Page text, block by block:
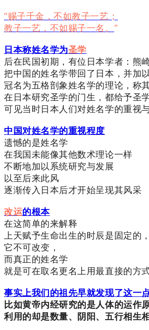
“赐子千金，不如教子一艺；
教子一艺，不如赐子一名。 ”
日本称姓名学为圣学
后在民国初期，有位日本学者：熊
把中国的姓名学带回了日本，并加
冠名为五格剖象姓名学的理论，称
在日本研究圣学的门生，都给予圣
可见当时日本人们对姓名学的重视与
中国对姓名学的重视程度
遗憾的是姓名学
在我国未能像其他数术理论一样
不断地加以系统研究与发展
以至后来此风
逐渐传入日本后才开始呈现其风采
改运的根本
在这简单的来解释
上天赋予生命出生的时辰是固定的，
它不可改变，
而真正的姓名学
就是可在取名更名上用最直接的方
事实上我们的祖先早就发现了这一
比如黄帝内经研究的是人体的运作
利用的却是数量、阴阳、五行相生